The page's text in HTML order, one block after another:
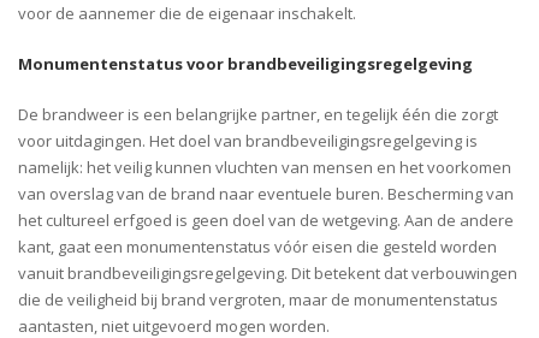
voor de aannemer die de eigenaar inschakelt.
Monumentenstatus voor brandbeveiligingsregelgeving
De brandweer is een belangrijke partner, en tegelijk één die zorgt
voor uitdagingen. Het doel van brandbeveiligingsregelgeving is
namelijk: het veilig kunnen vluchten van mensen en het voorkomen
van overslag van de brand naar eventuele buren. Bescherming van
het cultureel erfgoed is geen doel van de wetgeving. Aan de andere
kant, gaat een monumentenstatus vóór eisen die gesteld worden
vanuit brandbeveiligingsregelgeving. Dit betekent dat verbouwingen
die de veiligheid bij brand vergroten, maar de monumentenstatus
aantasten, niet uitgevoerd mogen worden.